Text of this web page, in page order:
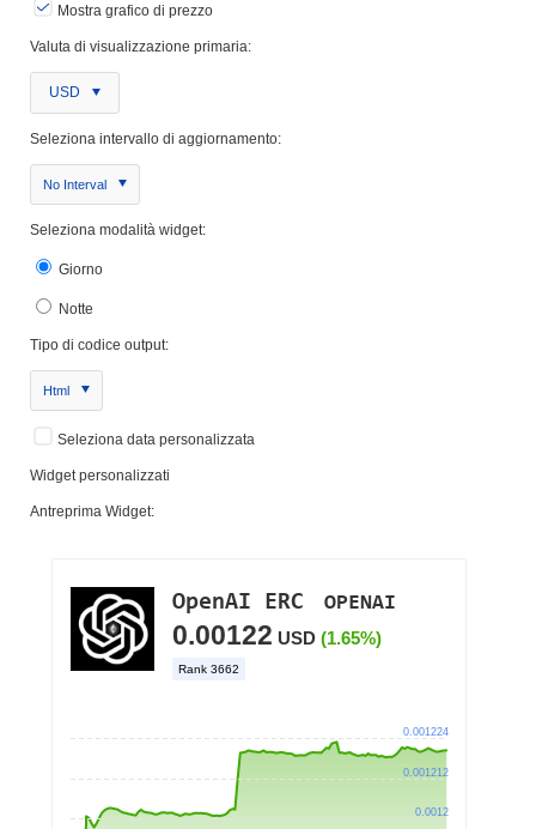
Mostra grafico di prezzo
Valuta di visualizzazione primaria:
USD
Seleziona intervallo di aggiornamento:
No Interval
Seleziona modalità widget:
Giorno
Notte
Tipo di codice output:
Html
Seleziona data personalizzata
Widget personalizzati
Antreprima Widget: